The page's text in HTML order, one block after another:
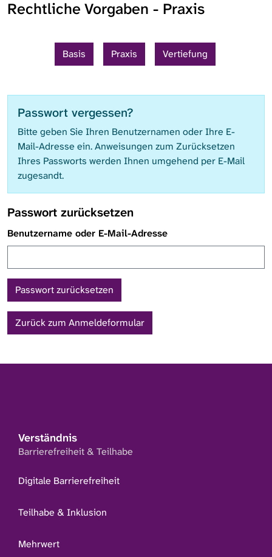
Rechtliche Vorgaben - Praxis
Basis Praxis Vertiefung
Passwort vergessen?
Bitte geben Sie Ihren Benutzernamen oder Ihre E-
Mail-Adresse ein. Anweisungen zum Zurücksetzen
Ihres Passworts werden Ihnen umgehend per E-Mail
zugesandt.
Passwort zurücksetzen
Benutzername oder E-Mail-Adresse
Zurück zum Anmeldeformular
Verständnis
Barrierefreiheit & Teilhabe
Digitale Barrierefreiheit
Teilhabe & Inklusion
Mehrwert